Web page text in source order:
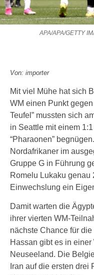
APA/APA/GETTY
Von: importer
Mit viel Mühe hat sich
WM einen Punkt
Teufel” mussten sich
in Seattle mit einem
“Pharaonen”
Nordafrikaner im
Gruppe G in Führung
Romelu Lukaku
Einwechslung ein
Damit warten die
ihrer vierten WM-
nächste Chance für
Hassan gibt es in
Neuseeland. Die
Iran auf die ersten drei